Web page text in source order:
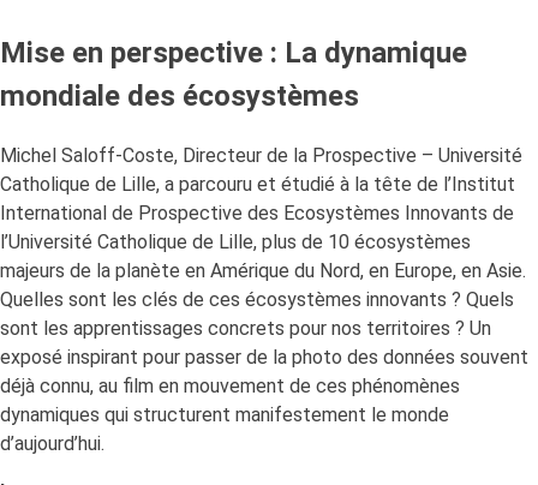
Mise en perspective : La dynamique
mondiale des écosystèmes
Michel Saloff-Coste, Directeur de la Prospective – Université
Catholique de Lille, a parcouru et étudié à la tête de l’Institut
International de Prospective des Ecosystèmes Innovants de
l’Université Catholique de Lille, plus de 10 écosystèmes
majeurs de la planète en Amérique du Nord, en Europe, en Asie.
Quelles sont les clés de ces écosystèmes innovants ? Quels
sont les apprentissages concrets pour nos territoires ? Un
exposé inspirant pour passer de la photo des données souvent
déjà connu, au film en mouvement de ces phénomènes
dynamiques qui structurent manifestement le monde
d’aujourd’hui.